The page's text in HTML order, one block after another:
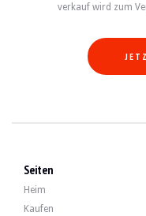
verkauf wird zum
Seiten
Heim
Kaufen